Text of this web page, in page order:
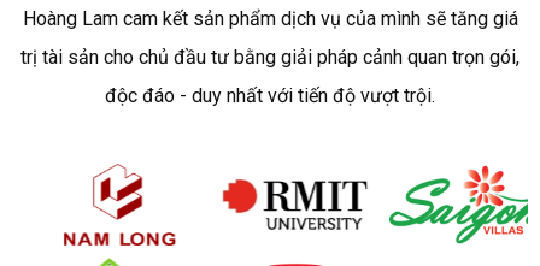
Hoàng Lam cam kết sản phẩm dịch vụ của mình sẽ tăng giá
trị tài sản cho chủ đầu tư bằng giải pháp cảnh quan trọn gói,
độc đáo - duy nhất với tiến độ vượt trội.